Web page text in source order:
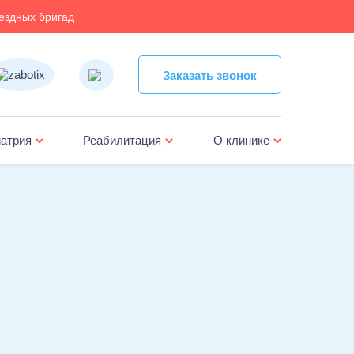
бригад
Заказать звонок
Заказать звонок
Реабилитация О клинике